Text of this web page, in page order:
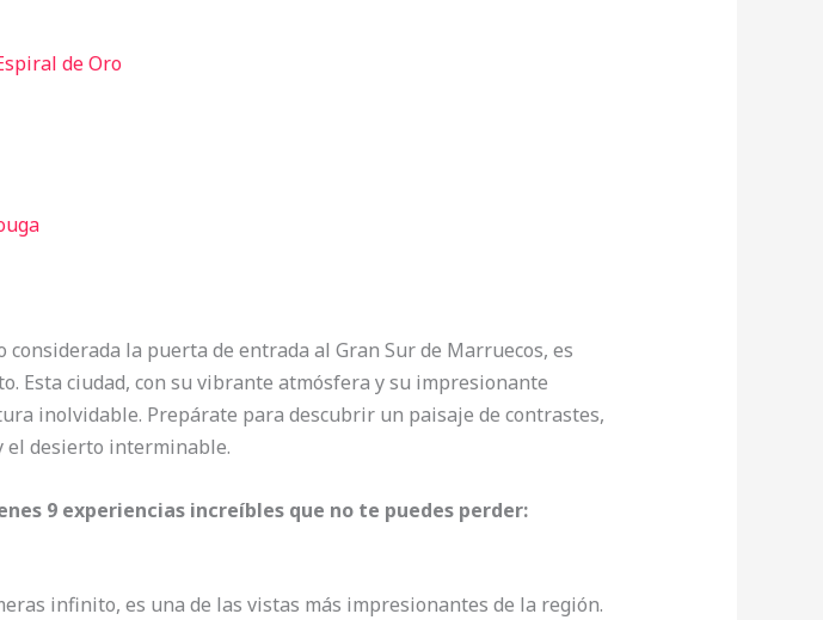
de Oro
la puerta de entrada al Gran Sur de Marruecos, es
Esta ciudad, con su vibrante atmósfera y su impresionante
inolvidable. Prepárate para descubrir un paisaje de contrastes,
el desierto interminable.
9 experiencias increíbles que no te puedes perder:
infinito, es una de las vistas más impresionantes de la región.